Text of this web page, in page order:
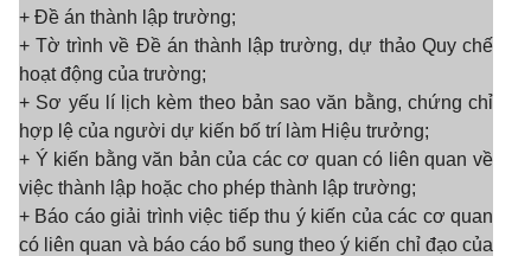
+ Đề án thành lập trường;
+ Tờ trình về Đề án thành lập trường, dự thảo Quy chế
hoạt động của trường;
+ Sơ yếu lí lịch kèm theo bản sao văn bằng, chứng chỉ
hợp lệ của người dự kiến bố trí làm Hiệu trưởng;
+ Ý kiến bằng văn bản của các cơ quan có liên quan về
việc thành lập hoặc cho phép thành lập trường;
+ Báo cáo giải trình việc tiếp thu ý kiến của các cơ quan
có liên quan và báo cáo bổ sung theo ý kiến chỉ đạo của